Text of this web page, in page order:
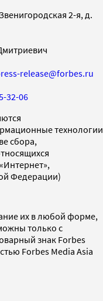
2-я, д.
release@forbes.ru
32-06
технологии
сбора,
Федерации)
их в любой форме,
только с
знак Forbes
Forbes Media Asia